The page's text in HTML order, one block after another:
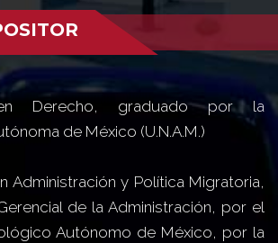
Derecho, graduado por la
de México (U.N.A.M.)
Administración y Política Migratoria,
de la Administración, por el
Autónomo de México, por la